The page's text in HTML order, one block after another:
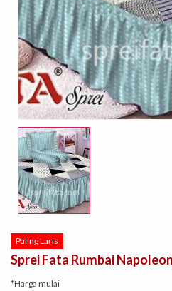
Paling Laris
Sprei Fata Rumbai Napoleon
*Harga mulai